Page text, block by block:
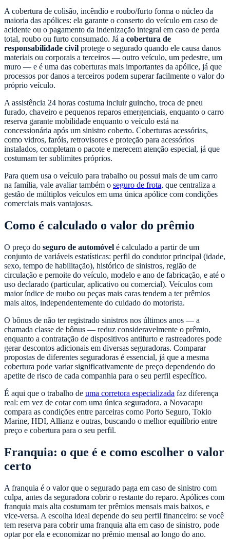
A cobertura de colisão, incêndio e roubo/furto forma o núcleo da
maioria das apólices: ela garante o conserto do veículo em caso de
acidente ou o pagamento da indenização integral em caso de perda
total, roubo ou furto consumado. Já a cobertura de
responsabilidade civil protege o segurado quando ele causa danos
materiais ou corporais a terceiros — outro veículo, um pedestre, um
muro — e é uma das coberturas mais importantes da apólice, já que
processos por danos a terceiros podem superar facilmente o valor do
próprio veículo.
A assistência 24 horas costuma incluir guincho, troca de pneu
furado, chaveiro e pequenos reparos emergenciais, enquanto o carro
reserva garante mobilidade enquanto o veículo está na
concessionária após um sinistro coberto. Coberturas acessórias,
como vidros, faróis, retrovisores e proteção para acessórios
instalados, completam o pacote e merecem atenção especial, já que
costumam ter sublimites próprios.
Para quem usa o veículo para trabalho ou possui mais de um carro
na família, vale avaliar também o seguro de frota, que centraliza a
gestão de múltiplos veículos em uma única apólice com condições
comerciais mais vantajosas.
Como é calculado o valor do prêmio
O preço do seguro de automóvel é calculado a partir de um
conjunto de variáveis estatísticas: perfil do condutor principal (idade,
sexo, tempo de habilitação), histórico de sinistros, região de
circulação e pernoite do veículo, modelo e ano de fabricação, e até o
uso declarado (particular, aplicativo ou comercial). Veículos com
maior índice de roubo ou peças mais caras tendem a ter prêmios
mais altos, independentemente do cuidado do motorista.
O bônus de não ter registrado sinistros nos últimos anos — a
chamada classe de bônus — reduz consideravelmente o prêmio,
enquanto a contratação de dispositivos antifurto e rastreadores pode
gerar descontos adicionais em diversas seguradoras. Comparar
propostas de diferentes seguradoras é essencial, já que a mesma
cobertura pode variar significativamente de preço dependendo do
apetite de risco de cada companhia para o seu perfil específico.
É aqui que o trabalho de uma corretora especializada faz diferença
real: em vez de cotar com uma única seguradora, a Novacapu
compara as condições entre parceiras como Porto Seguro, Tokio
Marine, HDI, Allianz e outras, buscando o melhor equilíbrio entre
preço e cobertura para o seu perfil.
Franquia: o que é e como escolher o valor
certo
A franquia é o valor que o segurado paga em caso de sinistro com
culpa, antes da seguradora cobrir o restante do reparo. Apólices com
franquia mais alta costumam ter prêmios mensais mais baixos, e
vice-versa. A escolha ideal depende do seu perfil financeiro: se você
tem reserva para cobrir uma franquia alta em caso de sinistro, pode
optar por ela e economizar no prêmio mensal ao longo do ano.